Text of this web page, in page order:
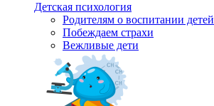
Детская психология
Родителям о воспитании детей
Побеждаем страхи
Вежливые дети